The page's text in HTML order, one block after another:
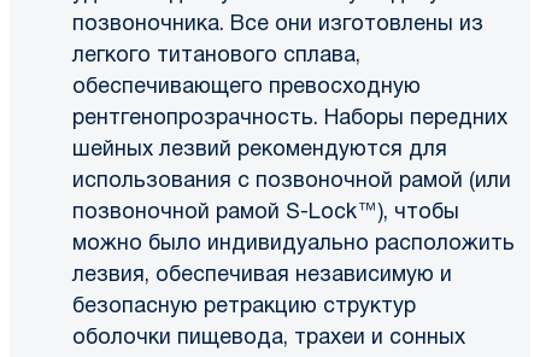
позвоночника. Все они изготовлены из
легкого титанового сплава,
обеспечивающего превосходную
рентгенопрозрачность. Наборы передних
шейных лезвий рекомендуются для
использования с позвоночной рамой (или
позвоночной рамой S-Lock™), чтобы
можно было индивидуально расположить
лезвия, обеспечивая независимую и
безопасную ретракцию структур
оболочки пищевода, трахеи и сонных